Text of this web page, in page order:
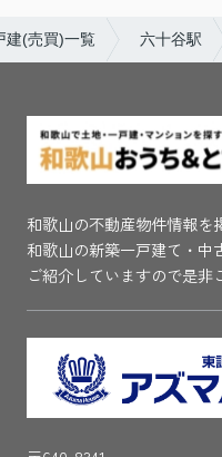
建(売買)一覧 六十谷駅
和歌山の不動産物件情報を
和歌山の新築一戸建て・中
ご紹介していますので是非